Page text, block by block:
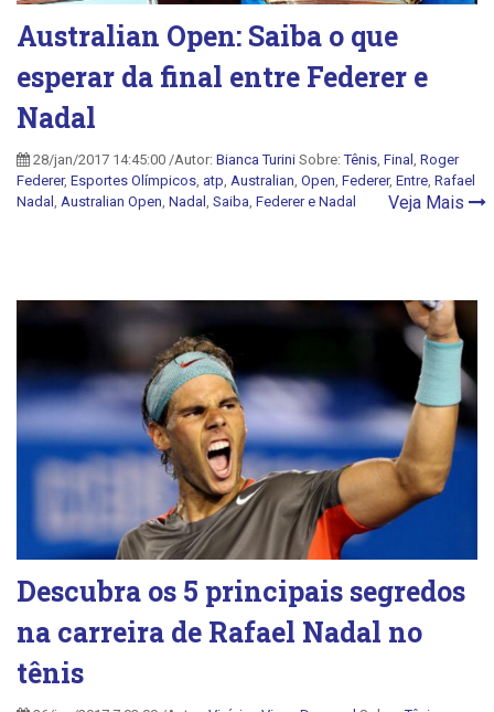
Australian Open: Saiba o que
esperar da final entre Federer e
Nadal
28/jan/2017 14:45:00 /Autor: Bianca Turini Sobre:Tênis, Final , Roger
Federer, Esportes Olímpicos, atp, Australian, Open, Federer, Entre, Rafael
Nadal , Australian Open, Nadal , Saiba, Federer e Nadal Veja Mais
Descubra os 5 principais segredos
na carreira de Rafael Nadal no
tênis